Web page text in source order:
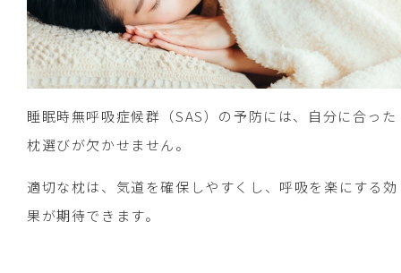
睡眠時無呼吸症候群（SAS）の予防には、自分に合った
枕選びが欠かせません。
適切な枕は、気道を確保しやすくし、呼吸を楽にする効
果が期待できます。